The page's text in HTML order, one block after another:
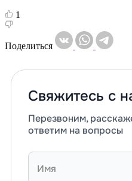
1
Поделиться
Свяжитесь с
Перезвоним,
ответим на вопросы
Имя